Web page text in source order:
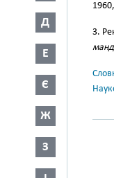
Д
Е
Є
Ж
З
3.